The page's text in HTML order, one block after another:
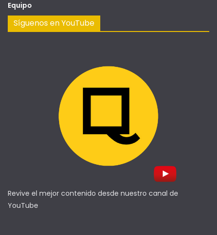
Equipo
Síguenos en YouTube
Revive el mejor contenido desde nuestro canal de
YouTube